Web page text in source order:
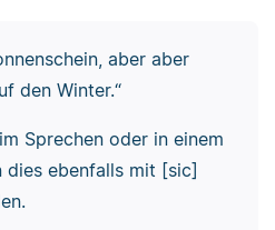
aber aber
den Winter.“
Sprechen oder in einem
ebenfalls mit [sic]